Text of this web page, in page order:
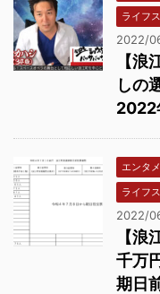
ライフ
2022/
【
しの
2022
エンタメ
ライフ
2022/
【
千万
期日